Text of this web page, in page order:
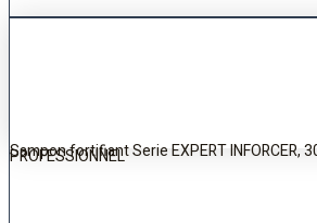
Sampon fortifiant Serie EXPERT INFORCER,
PROFESSIONNEL